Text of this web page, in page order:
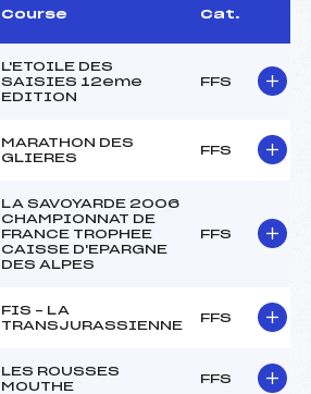
Course Cat.
L'ETOILE DES
SAISIES 12eme
EDITION
FFS
MARATHON DES
GLIERES
FFS
LA SAVOYARDE 2006
CHAMPIONNAT DE
FRANCE TROPHEE
CAISSE D'EPARGNE
DES ALPES
FFS
FIS – LA
TRANSJURASSIENNE
FFS
LES ROUSSES
MOUTHE
FFS